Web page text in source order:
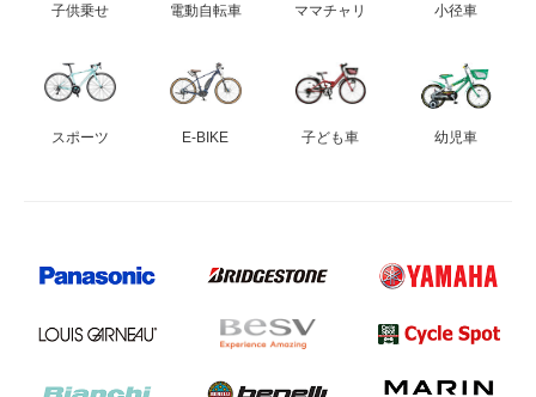
子供乗せ 電動自転車 ママチャリ 小径車
スポーツ E-BIKE 子ども車 幼児車